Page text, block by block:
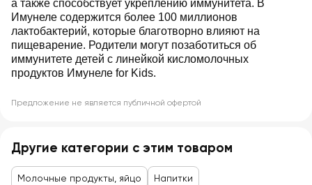
а также способствует укреплению иммунитета. В
Имунеле содержится более 100 миллионов
лактобактерий, которые благотворно влияют на
пищеварение. Родители могут позаботиться об
иммунитете детей с линейкой кисломолочных
продуктов Имунеле for Kids.
Предложение не является публичной офертой
Другие категории с этим товаром
Молочные продукты, яйцо Напитки